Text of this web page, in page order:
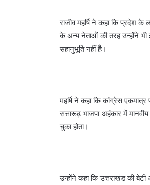
राजीव महर्षि ने कहा कि प्रदेश
के अन्य नेताओं की तरह उन्होंने भी
सहानुभूति नहीं है।
महर्षि ने कहा कि कांग्रेस
सत्तारूढ़ भाजपा अहंकार में
चुका होता।
उन्होंने कहा कि उत्तराखंड की